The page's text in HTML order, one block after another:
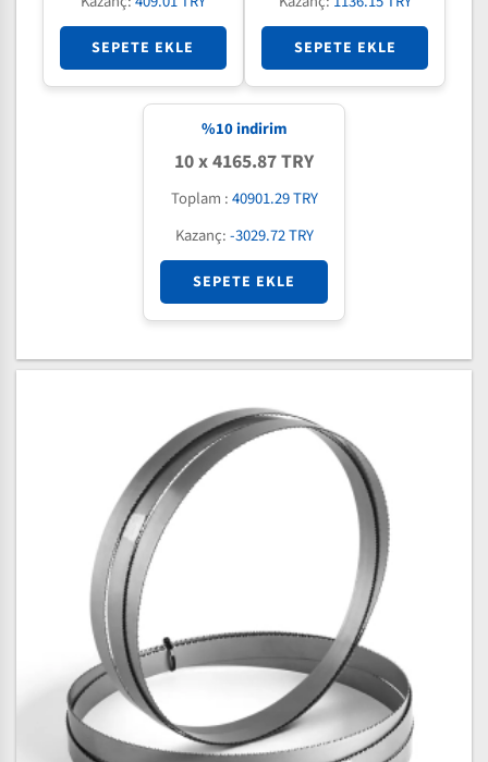
SEPETE EKLE SEPETE EKLE
%10indirim
10 x 4165.87 TRY
Toplam :40901.29 TRY
Kazanç:-3029.72 TRY
SEPETE EKLE